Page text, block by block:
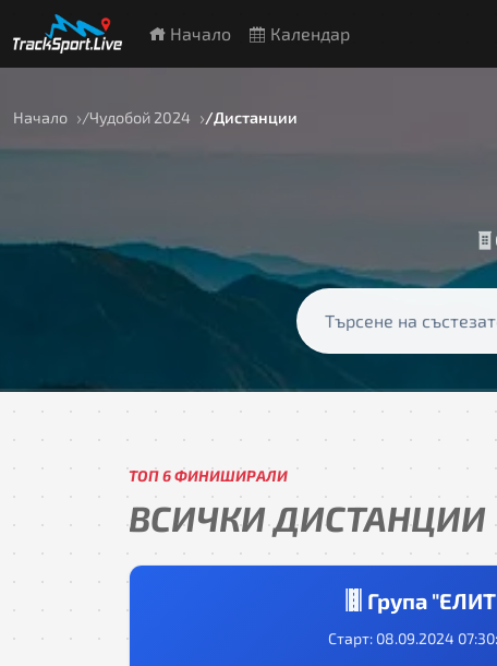
Начало Календар
Начало Чудобой 2024 Дистанции
ТОП 6 ФИНИШИРАЛИ
ВСИЧКИ ДИСТАНЦИИ
Група
Старт: 08.09.2024